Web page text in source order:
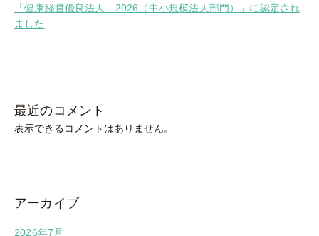
「健康経営優良法人 2026（中小規模法人部門）」に認定され
ました
最近のコメント
表示できるコメントはありません。
アーカイブ
2026年7月